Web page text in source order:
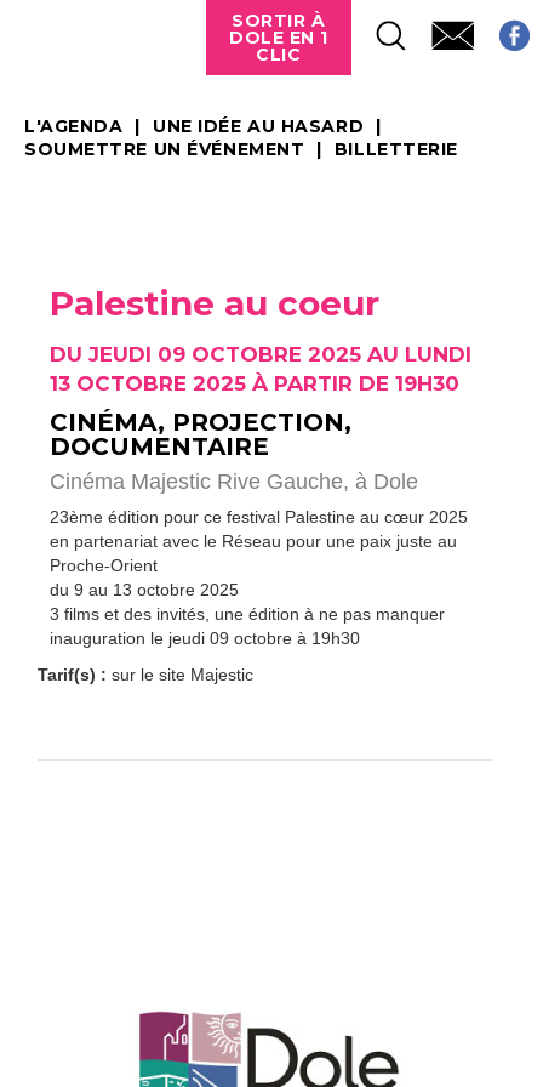
SORTIR À
DOLE EN 1
CLIC
L'AGENDA
UNE IDÉE AU HASARD
SOUMETTRE UN ÉVÉNEMENT
BILLETTERIE
Palestine au coeur
DU JEUDI 09 OCTOBRE 2025 AU LUNDI
13 OCTOBRE 2025 À PARTIR DE 19H30
CINÉMA, PROJECTION,
DOCUMENTAIRE
Cinéma Majestic Rive Gauche, à Dole
23ème édition pour ce festival Palestine au cœur 2025
en partenariat avec le Réseau pour une paix juste au
Proche-Orient
du 9 au 13 octobre 2025
3 films et des invités, une édition à ne pas manquer
inauguration le jeudi 09 octobre à 19h30
Tarif(s) : sur le site Majestic